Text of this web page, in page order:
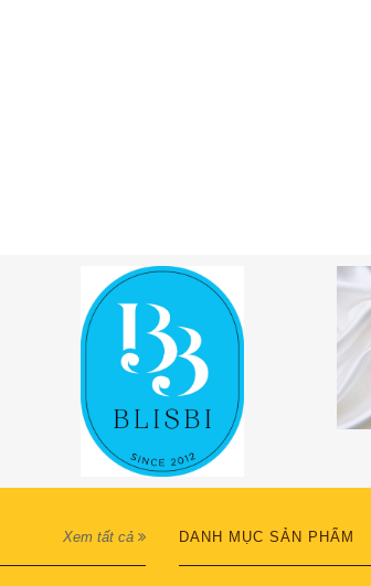
Xem tất cả DANH MỤC SẢN PHẨM